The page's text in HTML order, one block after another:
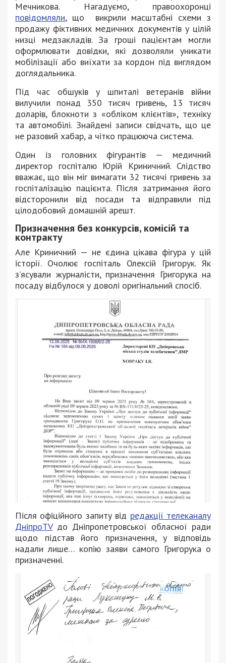
Мечникова. Нагадуємо, правоохоронці
повідомляли, що викрили масштабні схеми з
продажу фіктивних медичних документів у цілій
низці медзакладів. За гроші пацієнтам могли
оформлювати довідки, які дозволяли уникати
мобілізації або виїхати за кордон під виглядом
доглядальника.
Під час обшуків у шпиталі ветеранів війни
вилучили понад 350 тисяч гривень, 13 тисяч
доларів, блокноти з «обліком клієнтів», техніку
та автомобілі. Знайдені записи свідчать, що це
не разовий хабар, а чітко працююча система.
Один із головних фігурантів — медичний
директор госпіталю Юрій Криничний. Слідство
вважає, що він міг вимагати 32 тисячі гривень за
госпіталізацію пацієнта. Після затримання його
відсторонили від посади та відправили під
цілодобовий домашній арешт.
Призначення без конкурсів, комісій та
контракту
Але Криничний — не єдина цікава фігура у цій
історії. Очолює госпіталь Олексій Григорук. Як
з’ясували журналісти, призначення Григорука на
посаду відбулося у доволі оригінальний спосіб.
Після офіційного запиту від редакції телеканалу
ДніпроTVдо Дніпропетровської обласної ради
щодо підстав його призначення, у відповідь
надали лише… копію заяви самого Григорука о
призначенні.